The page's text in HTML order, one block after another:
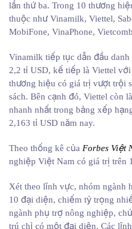
lần thứ ba. Trong 10 thương
thuộc như Vinamilk, Viettel,
MobiFone, VinaPhone,
Vinamilk tiếp tục dẫn đầu
2,2 tỉ USD, kế tiếp là Viettel
thương hiệu có giá trị vượt trội
sách. Bên cạnh đó, Viettel còn
nhanh nhất trong bảng xếp
2,163 tỉ USD năm nay.
Theo thống kê của Forbes Việt
nghiệp Việt Nam có giá trị trên
Xét theo lĩnh vực, nhóm ngành
10 đại diện, chiếm tỷ trọng
ngành phụ trợ nông nghiệp,
trú chỉ có một đại diện. Các